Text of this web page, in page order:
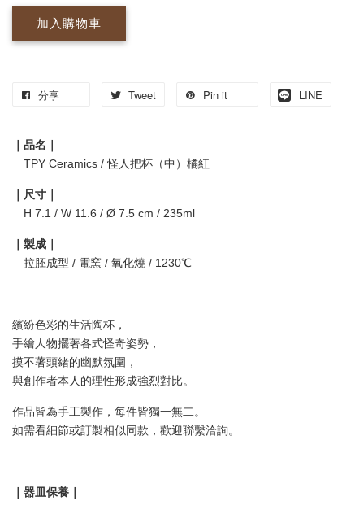
加入購物車
分享 Tweet Pin it LINE
｜品名｜
TPY Ceramics / 怪人把杯（中）橘紅
｜尺寸｜
H 7.1 / W 11.6 / Ø 7.5 cm / 235ml
｜製成｜
拉胚成型 / 電窯 / 氧化燒 / 1230℃
繽紛色彩的生活陶杯，
手繪人物擺著各式怪奇姿勢，
摸不著頭緒的幽默氛圍，
與創作者本人的理性形成強烈對比。
作品皆為手工製作，每件皆獨一無二。
如需看細節或訂製相似同款，歡迎聯繫洽詢。
｜器皿保養｜